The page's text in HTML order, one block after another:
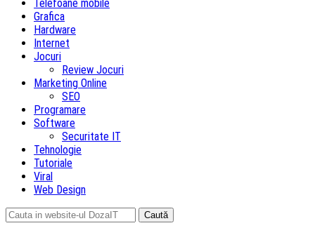
Telefoane mobile
Grafica
Hardware
Internet
Jocuri
Review Jocuri
Marketing Online
SEO
Programare
Software
Securitate IT
Tehnologie
Tutoriale
Viral
Web Design
Caută
după: